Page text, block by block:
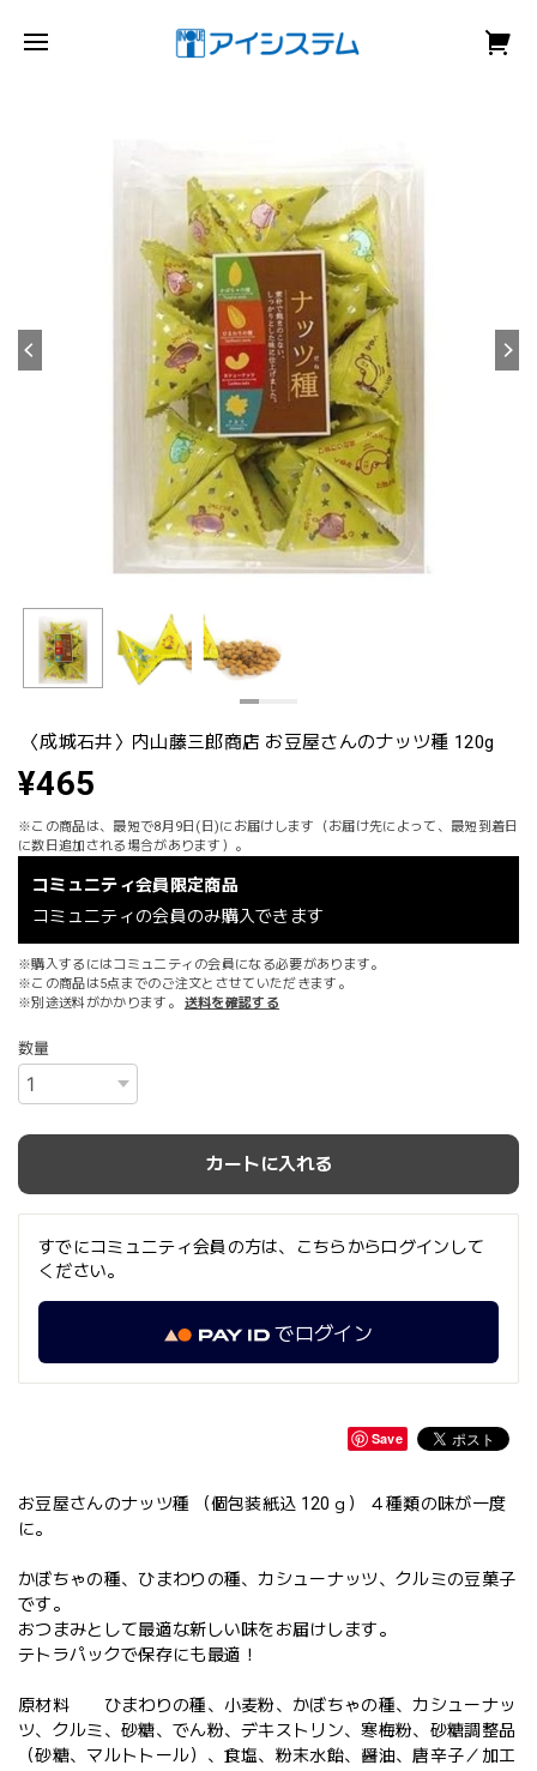
〈成城石井〉内山藤三郎商店 お豆屋さんのナッツ種 120g
¥465
※この商品は、最短で8月9日(日)にお届けします（お届け先によって、最短到着日
に数日追加される場合があります）。
コミュニティ会員限定商品
コミュニティの会員のみ購入できます
※購入するにはコミュニティの会員になる必要があります。
※この商品は5点までのご注文とさせていただきます。
※別途送料がかかります。
送料を確認する
数量
カートに入れる
すでにコミュニティ会員の方は、こちらからログインして
ください。
でログイン
Save
お豆屋さんのナッツ種 （個包装紙込 120ｇ） ４種類の味が一度
に。
かぼちゃの種、ひまわりの種、カシューナッツ、クルミの豆菓子
です。
おつまみとして最適な新しい味をお届けします。
テトラパックで保存にも最適！
原材料 ひまわりの種、小麦粉、かぼちゃの種、カシューナッ
ツ、クルミ、砂糖、でん粉、デキストリン、寒梅粉、砂糖調整品
（砂糖、マルトトール）、食塩、粉末水飴、醤油、唐辛子／加工